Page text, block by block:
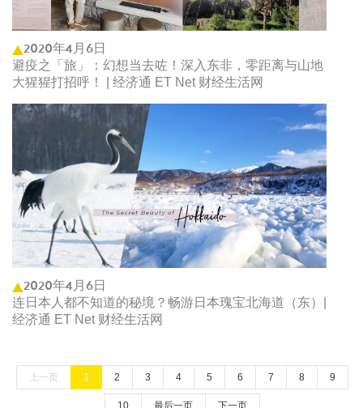
2020年4月6日
避疫之「旅」：幻想当去咗！深入东非，零距离与山地
大猩猩打招呼！ | 经济通 ET Net 财经生活网
2020年4月6日
连日本人都不知道的秘境？畅游日本瑰宝北海道（东）|
经济通 ET Net 财经生活网
上一页 1 2 3 4 5 6 7 8 9
10 最后一页 下一页